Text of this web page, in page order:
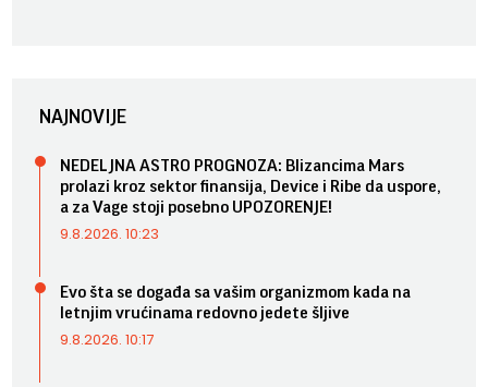
NAJNOVIJE
NEDELJNA ASTRO PROGNOZA: Blizancima Mars
prolazi kroz sektor finansija, Device i Ribe da uspore,
a za Vage stoji posebno UPOZORENJE!
9.8.2026. 10:23
Evo šta se događa sa vašim organizmom kada na
letnjim vrućinama redovno jedete šljive
9.8.2026. 10:17